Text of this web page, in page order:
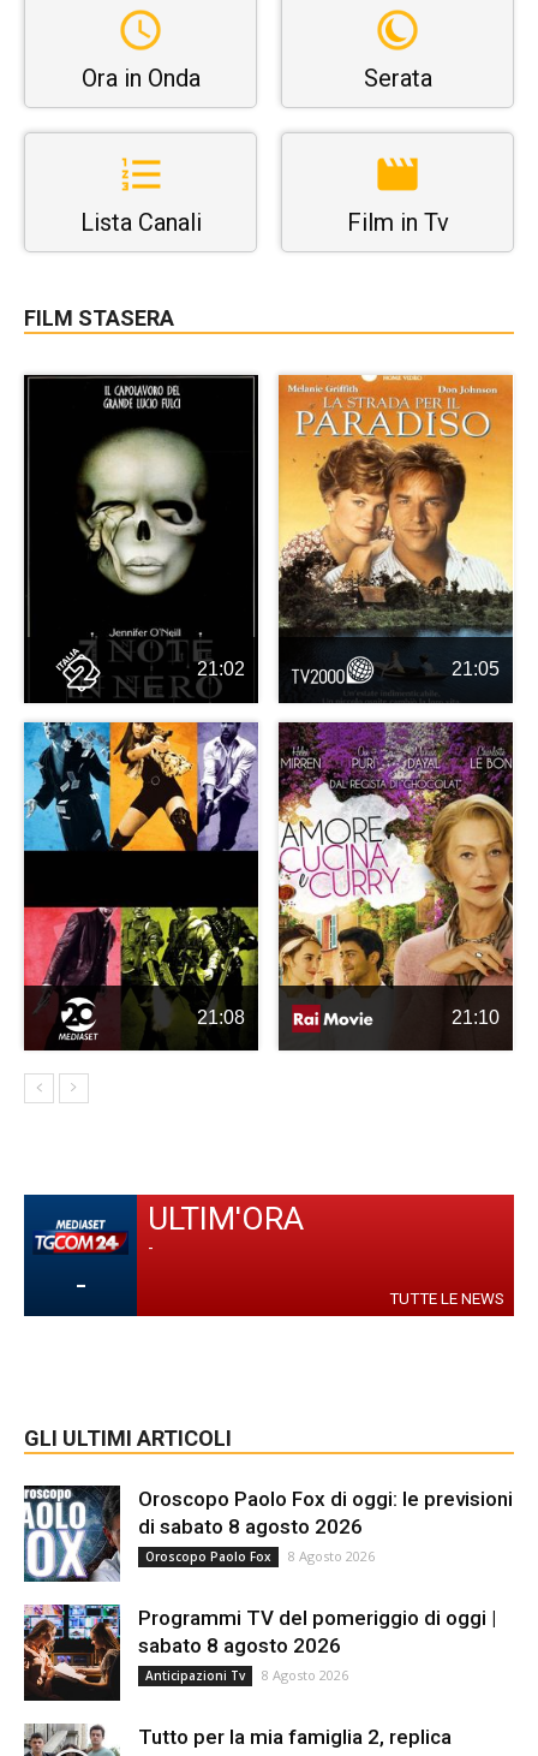
Ora in Onda Serata
Lista Canali Film in Tv
FILM STASERA
21:02 21:05
21:08 21:10
-
ULTIM'ORA
-
TUTTE LE NEWS
GLI ULTIMI ARTICOLI
Oroscopo Paolo Fox di oggi: le previsioni
di sabato 8 agosto 2026
Oroscopo Paolo Fox 8 Agosto 2026
Programmi TV del pomeriggio di oggi |
sabato 8 agosto 2026
Anticipazioni Tv 8 Agosto 2026
Tutto per la mia famiglia 2, replica